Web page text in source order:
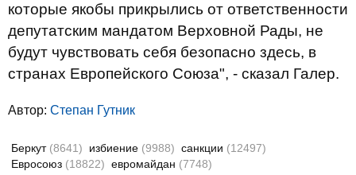
которые якобы прикрылись от ответственности
депутатским мандатом Верховной Рады, не
будут чувствовать себя безопасно здесь, в
странах Европейского Союза", - сказал Галер.
Автор: Степан Гутник
Беркут (8641) избиение (9988) санкции (12497)
Евросоюз (18822) евромайдан (7748)